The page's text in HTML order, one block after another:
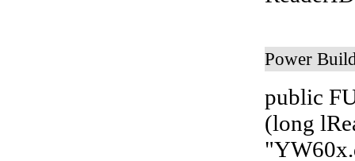
Power
public
(long